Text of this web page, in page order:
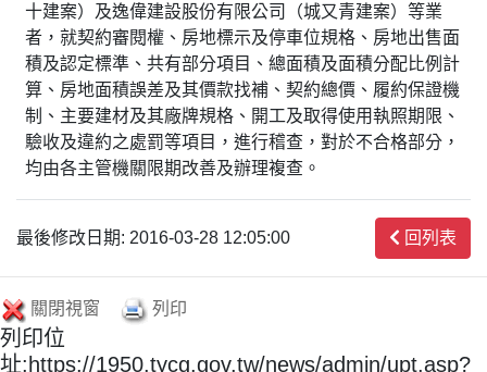
十建案）及逸偉建設股份有限公司（城又青建案）等業
者，就契約審閱權、房地標示及停車位規格、房地出售面
積及認定標準、共有部分項目、總面積及面積分配比例計
算、房地面積誤差及其價款找補、契約總價、履約保證機
制、主要建材及其廠牌規格、開工及取得使用執照期限、
驗收及違約之處罰等項目，進行稽查，對於不合格部分，
均由各主管機關限期改善及辦理複查。
最後修改日期: 2016-03-28 12:05:00 回列表
關閉視窗 列印
列印位
址:https://1950.tycg.gov.tw/news/admin/upt.asp?